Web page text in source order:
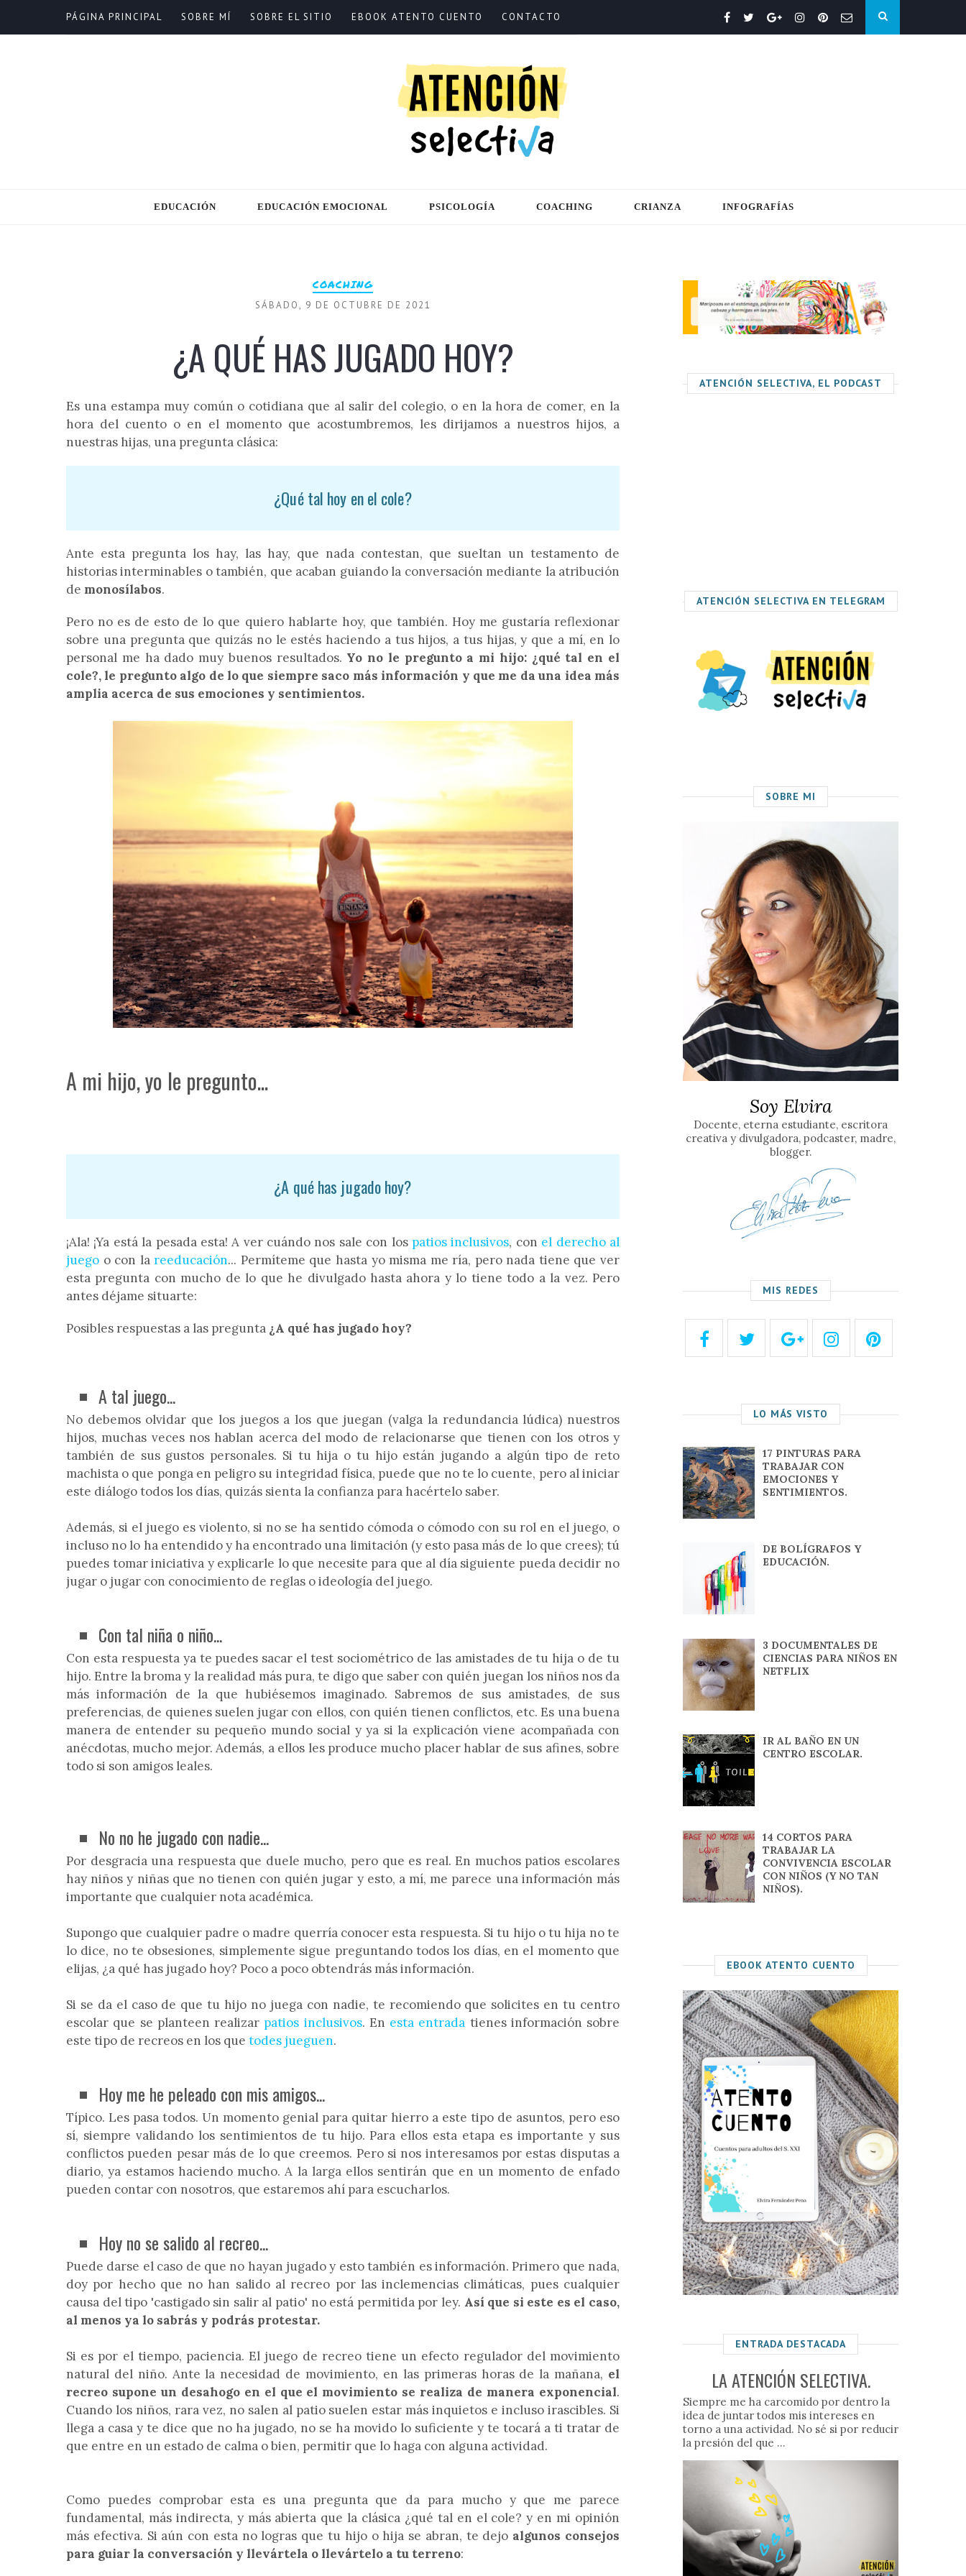
PÁGINA PRINCIPAL SOBRE MÍ SOBRE EL SITIO EBOOK ATENTO CUENTO CONTACTO
EDUCACIÓN EDUCACIÓN EMOCIONAL PSICOLOGÍA COACHING CRIANZA INFOGRAFÍAS
COACHING
SÁBADO, 9 DE OCTUBRE DE 2021
¿A QUÉ HAS JUGADO HOY?
Es una estampa muy común o cotidiana que al salir del colegio, o en la hora de comer, en la
hora del cuento o en el momento que acostumbremos, les dirijamos a nuestros hijos, a
nuestras hijas, una pregunta clásica:
¿Qué tal hoy en el cole?
Ante esta pregunta los hay, las hay, que nada contestan, que sueltan un testamento de
historias interminables o también, que acaban guiando la conversación mediante la atribución
de monosílabos.
Pero no es de esto de lo que quiero hablarte hoy, que también. Hoy me gustaría reflexionar
sobre una pregunta que quizás no le estés haciendo a tus hijos, a tus hijas, y que a mí, en lo
personal me ha dado muy buenos resultados. Yo no le pregunto a mi hijo: ¿qué tal en el
cole?, le pregunto algo de lo que siempre saco más información y que me da una idea más
amplia acerca de sus emociones y sentimientos.
A mi hijo, yo le pregunto...
¿A qué has jugado hoy?
¡Ala! ¡Ya está la pesada esta! A ver cuándo nos sale con lospatios inclusivos, con el derecho al
juego o con lareeducación... Permíteme que hasta yo misma me ría, pero nada tiene que ver
esta pregunta con mucho de lo que he divulgado hasta ahora y lo tiene todo a la vez. Pero
antes déjame situarte:
Posibles respuestas a las pregunta ¿A qué has jugado hoy?
A tal juego...
No debemos olvidar que los juegos a los que juegan (valga la redundancia lúdica) nuestros
hijos, muchas veces nos hablan acerca del modo de relacionarse que tienen con los otros y
también de sus gustos personales. Si tu hija o tu hijo están jugando a algún tipo de reto
machista o que ponga en peligro su integridad física, puede que no te lo cuente, pero al iniciar
este diálogo todos los días, quizás sienta la confianza para hacértelo saber.
Además, si el juego es violento, si no se ha sentido cómoda o cómodo con su rol en el juego, o
incluso no lo ha entendido y ha encontrado una limitación (y esto pasa más de lo que crees); tú
puedes tomar iniciativa y explicarle lo que necesite para que al día siguiente pueda decidir no
jugar o jugar con conocimiento de reglas o ideología del juego.
Con tal niña o niño...
Con esta respuesta ya te puedes sacar el test sociométrico de las amistades de tu hija o de tu
hijo. Entre la broma y la realidad más pura, te digo que saber con quién juegan los niños nos da
más información de la que hubiésemos imaginado. Sabremos de sus amistades, de sus
preferencias, de quienes suelen jugar con ellos, con quién tienen conflictos, etc. Es una buena
manera de entender su pequeño mundo social y ya si la explicación viene acompañada con
anécdotas, mucho mejor. Además, a ellos les produce mucho placer hablar de sus afines, sobre
todo si son amigos leales.
No no he jugado con nadie...
Por desgracia una respuesta que duele mucho, pero que es real. En muchos patios escolares
hay niños y niñas que no tienen con quién jugar y esto, a mí, me parece una información más
importante que cualquier nota académica.
Supongo que cualquier padre o madre querría conocer esta respuesta. Si tu hijo o tu hija no te
lo dice, no te obsesiones, simplemente sigue preguntando todos los días, en el momento que
elijas, ¿a qué has jugado hoy? Poco a poco obtendrás más información.
Si se da el caso de que tu hijo no juega con nadie, te recomiendo que solicites en tu centro
escolar que se planteen realizar patios inclusivos. En esta entrada tienes información sobre
este tipo de recreos en los que todes jueguen.
Hoy me he peleado con mis amigos...
Típico. Les pasa todos. Un momento genial para quitar hierro a este tipo de asuntos, pero eso
sí, siempre validando los sentimientos de tu hijo. Para ellos esta etapa es importante y sus
conflictos pueden pesar más de lo que creemos. Pero si nos interesamos por estas disputas a
diario, ya estamos haciendo mucho. A la larga ellos sentirán que en un momento de enfado
pueden contar con nosotros, que estaremos ahí para escucharlos.
Hoy no se salido al recreo...
Puede darse el caso de que no hayan jugado y esto también es información. Primero que nada,
doy por hecho que no han salido al recreo por las inclemencias climáticas, pues cualquier
causa del tipo 'castigado sin salir al patio' no está permitida por ley. Así que si este es el caso,
al menos ya lo sabrás y podrás protestar.
Si es por el tiempo, paciencia. El juego de recreo tiene un efecto regulador del movimiento
natural del niño. Ante la necesidad de movimiento, en las primeras horas de la mañana, el
recreo supone un desahogo en el que el movimiento se realiza de manera exponencial.
Cuando los niños, rara vez, no salen al patio suelen estar más inquietos e incluso irascibles. Si
llega a casa y te dice que no ha jugado, no se ha movido lo suficiente y te tocará a ti tratar de
que entre en un estado de calma o bien, permitir que lo haga con alguna actividad.
Como puedes comprobar esta es una pregunta que da para mucho y que me parece
fundamental, más indirecta, y más abierta que la clásica ¿qué tal en el cole? y en mi opinión
más efectiva. Si aún con esta no logras que tu hijo o hija se abran, te dejo algunos consejos
para guiar la conversación y llevártela o llevártelo a tu terreno:
ATENCIÓN SELECTIVA, EL PODCAST
ATENCIÓN SELECTIVA EN TELEGRAM
SOBRE MI
Soy Elvira
Docente, eterna estudiante, escritora
creativa y divulgadora, podcaster, madre,
blogger.
MIS REDES
LO MÁS VISTO
17 PINTURAS PARA
TRABAJAR CON
EMOCIONES Y
SENTIMIENTOS.
DE BOLÍGRAFOS Y
EDUCACIÓN.
3 DOCUMENTALES DE
CIENCIAS PARA NIÑOS EN
NETFLIX
IR AL BAÑO EN UN
CENTRO ESCOLAR.
14 CORTOS PARA
TRABAJAR LA
CONVIVENCIA ESCOLAR
CON NIÑOS (Y NO TAN
NIÑOS).
EBOOK ATENTO CUENTO
ENTRADA DESTACADA
LA ATENCIÓN SELECTIVA.
Siempre me ha carcomido por dentro la
idea de juntar todos mis intereses en
torno a una actividad. No sé si por reducir
la presión del que ...